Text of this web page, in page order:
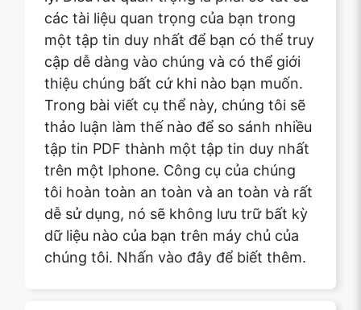
thiệu chúng bất cứ khi nào bạn muốn.
Trong bài viết cụ thể này, chúng tôi sẽ
thảo luận làm thế nào để so sánh nhiều
tập tin PDF thành một tập tin duy nhất
trên một Iphone. Công cụ của chúng
tôi hoàn toàn an toàn và an toàn và rất
dễ sử dụng, nó sẽ không lưu trữ bất kỳ
dữ liệu nào của bạn trên máy chủ của
chúng tôi. Nhấn vào đây để biết thêm.
Làm thế nào để giao tiếp nếu tôi